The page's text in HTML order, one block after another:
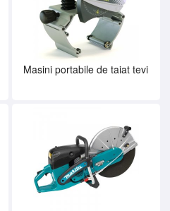
Masini portabile de taiat tevi